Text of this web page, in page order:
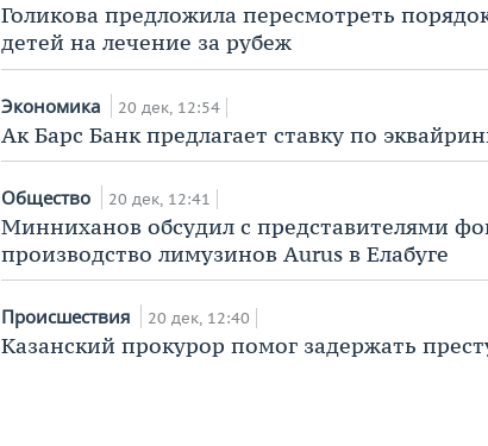
Голикова предложила пересмотреть
детей на лечение за рубеж
Экономика 20 дек, 12:54
Ак Барс Банк предлагает ставку по
Общество 20 дек, 12:41
Минниханов обсудил с представителями
производство лимузинов Aurus в Елабуге
Происшествия 20 дек, 12:40
Казанский прокурор помог задержать